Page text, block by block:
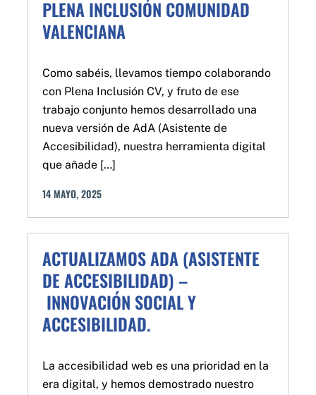
PLENA INCLUSIÓN COMUNIDAD
VALENCIANA
Como sabéis, llevamos tiempo colaborando
con Plena Inclusión CV, y fruto de ese
trabajo conjunto hemos desarrollado una
nueva versión de AdA (Asistente de
Accesibilidad), nuestra herramienta digital
que añade […]
14 MAYO,2025
ACTUALIZAMOS ADA (ASISTENTE
DE ACCESIBILIDAD) –
INNOVACIÓN SOCIAL Y
ACCESIBILIDAD.
La accesibilidad web es una prioridad en la
era digital, y hemos demostrado nuestro